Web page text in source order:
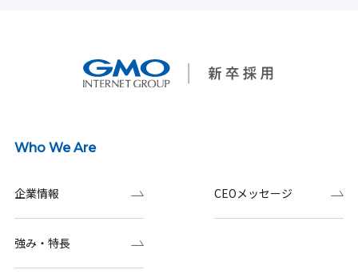
Who We Are
企業情報 CEOメッセージ
強み・特長